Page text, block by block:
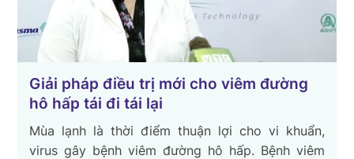
Giải pháp điều trị mới cho viêm đường
hô hấp tái đi tái lại
Mùa lạnh là thời điểm thuận lợi cho vi khuẩn,
virus gây bệnh viêm đường hô hấp. Bệnh viêm